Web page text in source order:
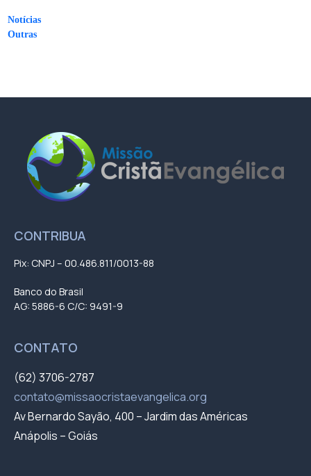
Notícias
Outras
CONTRIBUA
Pix: CNPJ – 00.486.811/0013-88
Banco do Brasil
AG: 5886-6 C/C: 9491-9
CONTATO
(62) 3706-2787
contato@missaocristaevangelica.org
Av Bernardo Sayão, 400 – Jardim das Américas
Anápolis – Goiás